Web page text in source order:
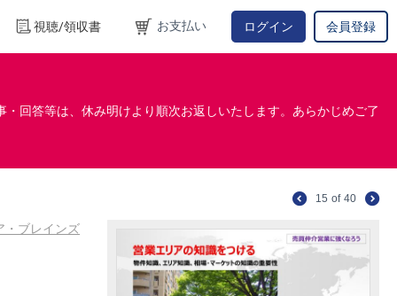
視聴/領収書 お支払い ログイン 会員登録
回答等は、休み明けより順次お返しいたします。あらかじめご了
15 of 40
・ブレインズ